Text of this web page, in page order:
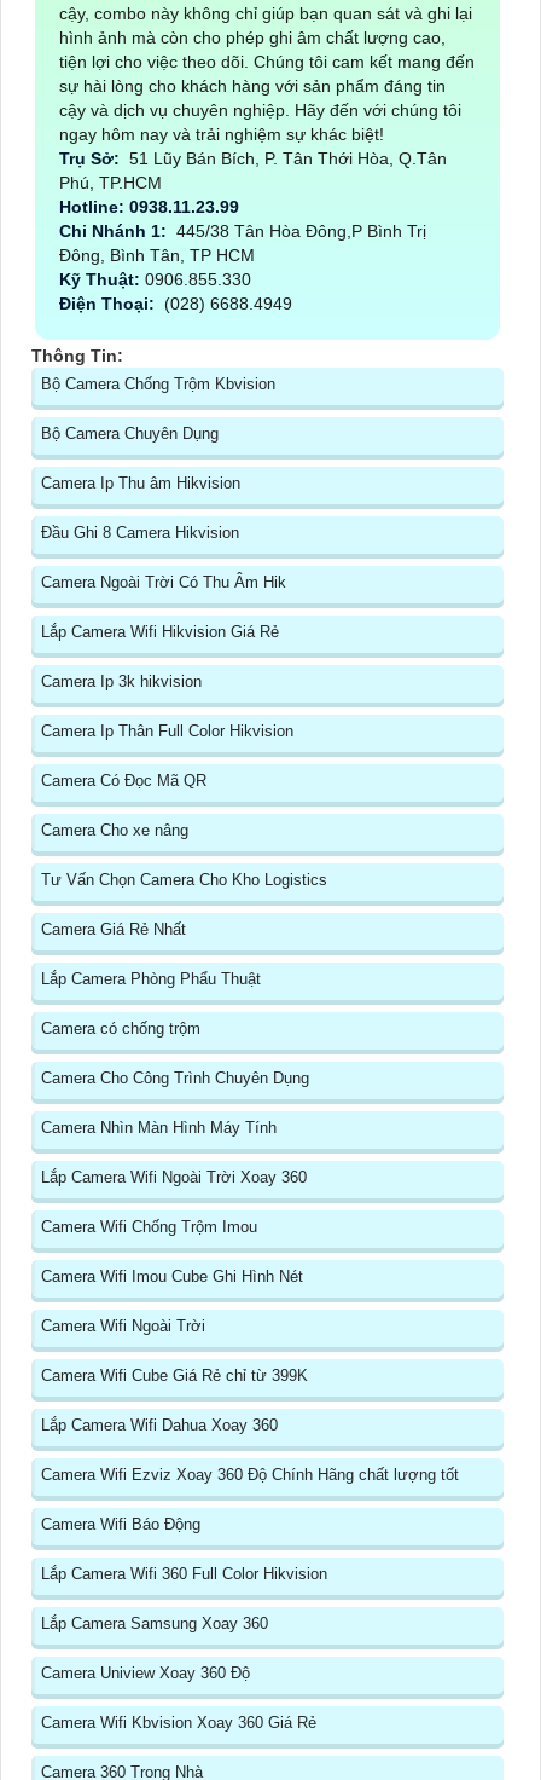
cậy, combo này không chỉ giúp bạn quan sát và ghi lại
hình ảnh mà còn cho phép ghi âm chất lượng cao,
tiện lợi cho việc theo dõi. Chúng tôi cam kết mang đến
sự hài lòng cho khách hàng với sản phẩm đáng tin
cậy và dịch vụ chuyên nghiệp. Hãy đến với chúng tôi
ngay hôm nay và trải nghiệm sự khác biệt!
Trụ Sở: 51 Lũy Bán Bích, P. Tân Thới Hòa, Q.Tân
Phú, TP.HCM
Hotline: 0938.11.23.99
Chi Nhánh 1: 445/38 Tân Hòa Đông,P Bình Trị
Đông, Bình Tân, TP HCM
Kỹ Thuật: 0906.855.330
Điện Thoại: (028) 6688.4949
Thông Tin:
Bộ Camera Chống Trộm Kbvision
Bộ Camera Chuyên Dụng
Camera Ip Thu âm Hikvision
Đầu Ghi 8 Camera Hikvision
Camera Ngoài Trời Có Thu Âm Hik
Lắp Camera Wifi Hikvision Giá Rẻ
Camera Ip 3k hikvision
Camera Ip Thân Full Color Hikvision
Camera Có Đọc Mã QR
Camera Cho xe nâng
Tư Vấn Chọn Camera Cho Kho Logistics
Camera Giá Rẻ Nhất
Lắp Camera Phòng Phẩu Thuật
Camera có chống trộm
Camera Cho Công Trình Chuyên Dụng
Camera Nhìn Màn Hình Máy Tính
Lắp Camera Wifi Ngoài Trời Xoay 360
Camera Wifi Chống Trộm Imou
Camera Wifi Imou Cube Ghi Hình Nét
Camera Wifi Ngoài Trời
Camera Wifi Cube Giá Rẻ chỉ từ 399K
Lắp Camera Wifi Dahua Xoay 360
Camera Wifi Ezviz Xoay 360 Độ Chính Hãng chất lượng tốt
Camera Wifi Báo Động
Lắp Camera Wifi 360 Full Color Hikvision
Lắp Camera Samsung Xoay 360
Camera Uniview Xoay 360 Độ
Camera Wifi Kbvision Xoay 360 Giá Rẻ
Camera 360 Trong Nhà